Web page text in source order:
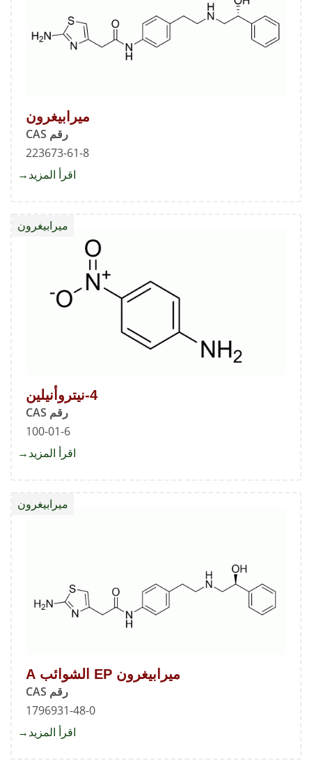
ميرابيغرون
رقم CAS
223673-61-8
اقرأ المزيد
4-نيتروأنيلين
رقم CAS
100-01-6
ميرابيغرون
اقرأ المزيد
ميرابيغرون EP الشوائب A
رقم CAS
1796931-48-0
ميرابيغرون
اقرأ المزيد